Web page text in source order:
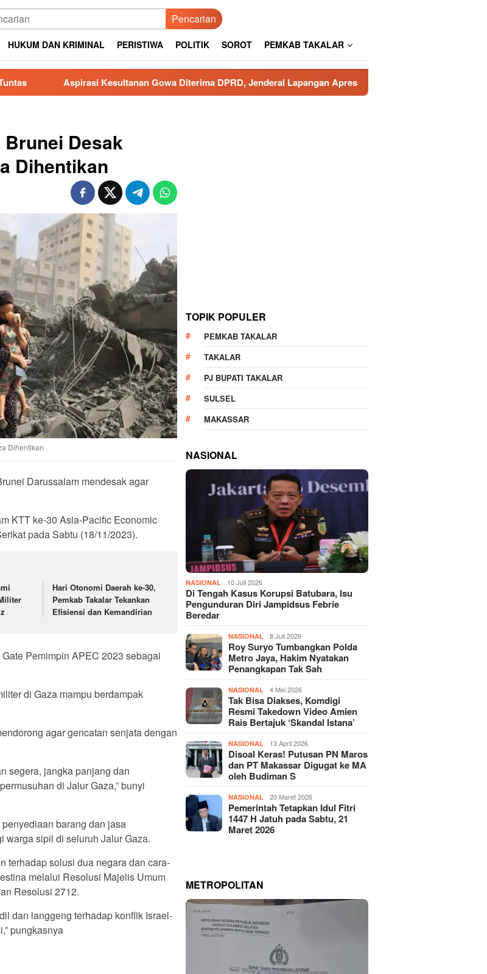
Pencarian
HUKUM DAN KRIMINAL PERISTIWA POLITIK SOROT PEMKAB TAKALAR
Kesultanan Gowa Diterima DPRD, Jenderal Lapangan Apresiasi Pengamanan Polresta Gowa
Desak
Dihentikan
Dihentikan
Darussalam mendesak agar
KTT ke-30 Asia-Pacific Economic
pada Sabtu (18/11/2023).
Hari Otonomi Daerah ke-30,
Pemkab Takalar Tekankan
Efisiensi dan Kemandirian
Pemimpin APEC 2023 sebagai
di Gaza mampu berdampak
agar gencatan senjata dengan
segera, jangka panjang dan
di Jalur Gaza,” bunyi
barang dan jasa
warga sipil di seluruh Jalur Gaza.
terhadap solusi dua negara dan cara-
melalui Resolusi Majelis Umum
Resolusi 2712.
dan langgeng terhadap konflik Israel-
pungkasnya
TOPIK POPULER
PEMKAB TAKALAR
TAKALAR
PJ BUPATI TAKALAR
SULSEL
MAKASSAR
NASIONAL
NASIONAL 10 Juli 2026
Di Tengah Kasus Korupsi Batubara, Isu
Pengunduran Diri Jampidsus Febrie
Beredar
NASIONAL 8 Juli 2026
Roy Suryo Tumbangkan Polda
Metro Jaya, Hakim Nyatakan
Penangkapan Tak Sah
NASIONAL 4 Mei 2026
Tak Bisa Diakses, Komdigi
Resmi Takedown Video Amien
Rais Bertajuk ‘Skandal Istana’
NASIONAL 13 April 2026
Disoal Keras! Putusan PN Maros
dan PT Makassar Digugat ke MA
oleh Budiman S
NASIONAL 20 Maret 2026
Pemerintah Tetapkan Idul Fitri
1447 H Jatuh pada Sabtu, 21
Maret 2026
METROPOLITAN